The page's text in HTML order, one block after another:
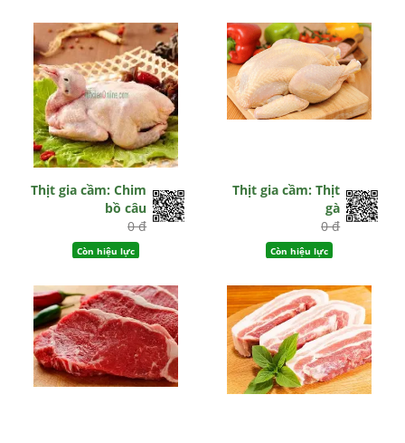
Thịt gia cầm: Chim
bồ câu
0 đ
Còn hiệu lực
Thịt gia cầm: Thịt
gà
0 đ
Còn hiệu lực